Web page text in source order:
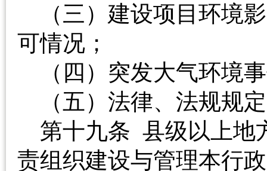
（三）建设项目环境
可情况；
（四）突发大气环
（五）法律、法规
第十九条 县级以上地
责组织建设与管理本行